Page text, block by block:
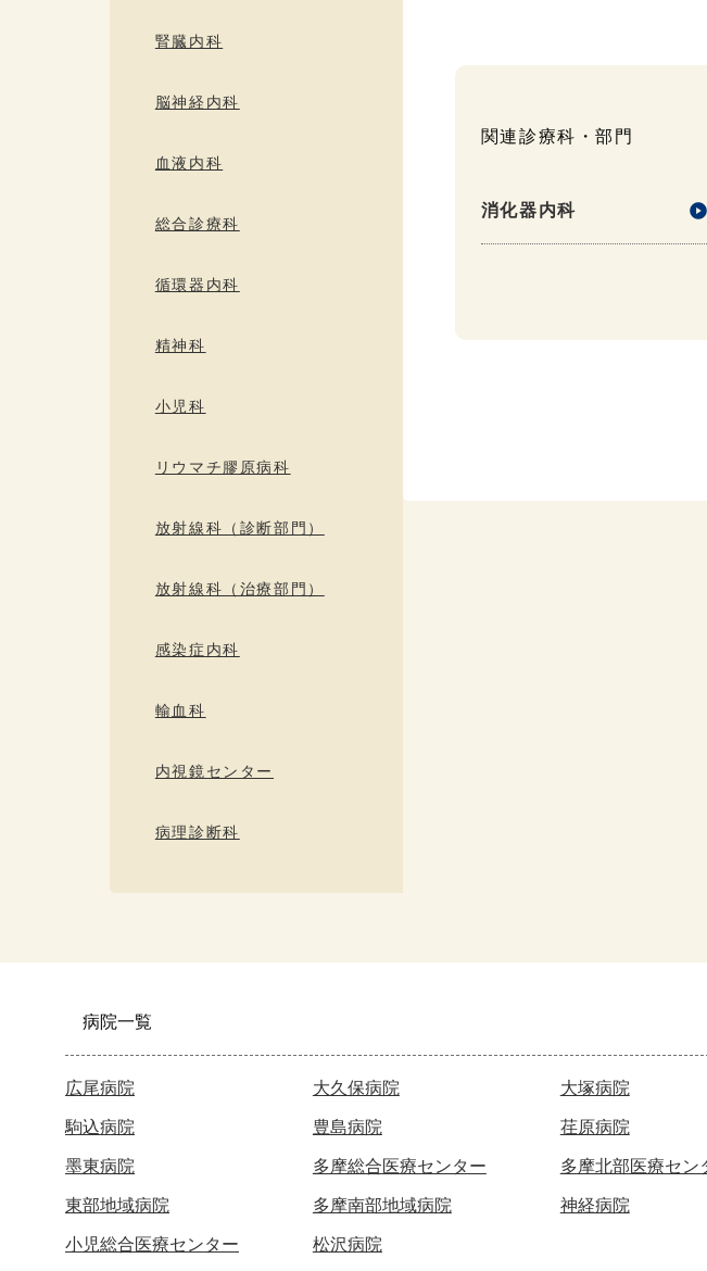
関連診療科・部門
消化器内科
腎臓内科
脳神経内科
血液内科
総合診療科
循環器内科
精神科
小児科
リウマチ膠原病科
放射線科（診断部門）
放射線科（治療部門）
感染症内科
輸血科
内視鏡センター
病理診断科
病院一覧
広尾病院 大久保病院 大塚病院
駒込病院 豊島病院 荏原病院
墨東病院 多摩総合医療センター 多摩北部医療セン
東部地域病院 多摩南部地域病院 神経病院
小児総合医療センター 松沢病院